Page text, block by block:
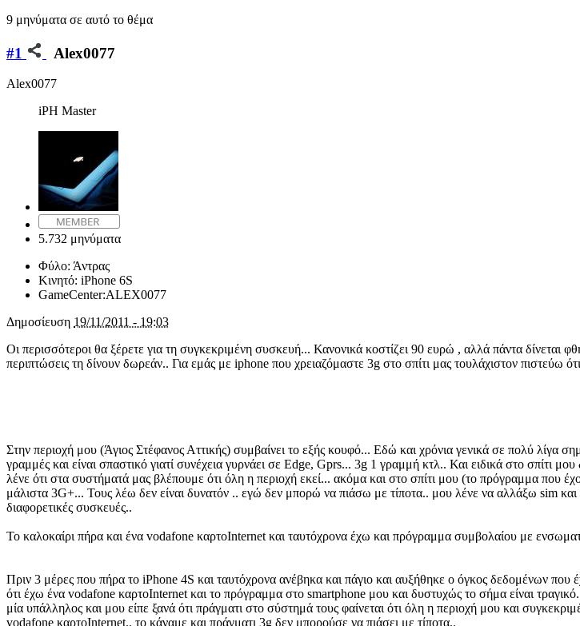
9 μηνύματα σε αυτό το θέμα
#1 Alex0077
Alex0077
iPH Master
5.732 μηνύματα
Φύλο: Άντρας
Κινητό: iPhone 6S
GameCenter:ALEX0077
Δημοσίευση 19/11/2011 - 19:03
Οι περισσότεροι θα ξέρετε για τη συγκεκριμένη συσκευή... Κανονικά κοστίζει 90 ευρώ , αλλά πάντα δίνεται
περιπτώσεις τη δίνουν δωρεάν.. Για εμάς με iphone που χρειαζόμαστε 3g στο σπίτι μας τουλάχιστον πιστεύω
Στην περιοχή μου (Άγιος Στέφανος Αττικής) συμβαίνει το εξής κουφό... Εδώ και χρόνια γενικά σε πολύ λίγα
γραμμές και είναι σπαστικό γιατί συνέχεια γυρνάει σε Edge, Gprs... 3g 1 γραμμή κτλ.. Και ειδικά στο σπίτι
λένε ότι στα συστήματά μας βλέπουμε ότι όλη η περιοχή εκεί... ακόμα και στο σπίτι μου (το πρόγραμμα που
μάλιστα 3G+... Τους λέω δεν είναι δυνατόν .. εγώ δεν μπορώ να πιάσω με τίποτα.. μου λένε να αλλάξω sim
διαφορετικές συσκευές..
Το καλοκαίρι πήρα και ένα vodafone καρτοInternet και ταυτόχρονα έχω και πρόγραμμα συμβολαίου με
Πριν 3 μέρες που πήρα το iPhone 4S και ταυτόχρονα ανέβηκα και πάγιο και αυξήθηκε ο όγκος δεδομένων
ότι έχω ένα vodafone καρτοInternet και το πρόγραμμα στο smartphone μου και δυστυχώς το σήμα είναι
μία υπάλληλος και μου είπε ξανά ότι πράγματι στο σύστημά τους φαίνεται ότι όλη η περιοχή μου και
vodafone καρτοInternet.. το κάναμε και πράγματι 3g δεν μπορούσε να πιάσει με τίποτα..